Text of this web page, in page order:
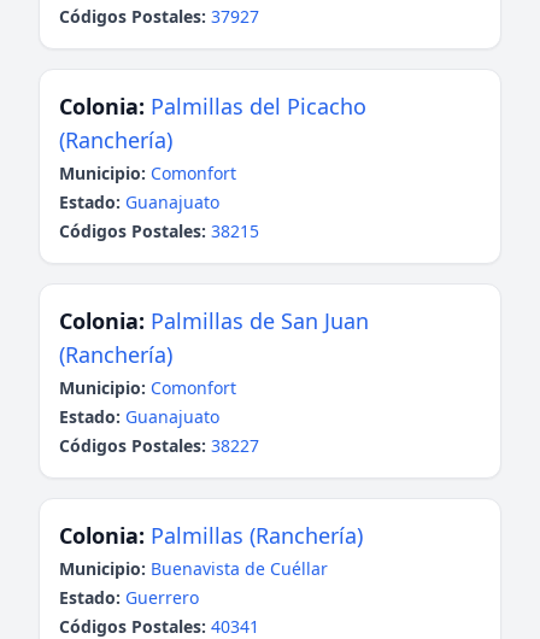
Códigos Postales: 37927
Colonia: Palmillas del Picacho
(Ranchería)
Municipio: Comonfort
Estado: Guanajuato
Códigos Postales: 38215
Colonia: Palmillas de San Juan
(Ranchería)
Municipio: Comonfort
Estado: Guanajuato
Códigos Postales: 38227
Colonia: Palmillas (Ranchería)
Municipio: Buenavista de Cuéllar
Estado: Guerrero
Códigos Postales: 40341